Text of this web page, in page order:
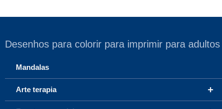
Desenhos para colorir para imprimir para adultos
Mandalas
+
Arte terapia